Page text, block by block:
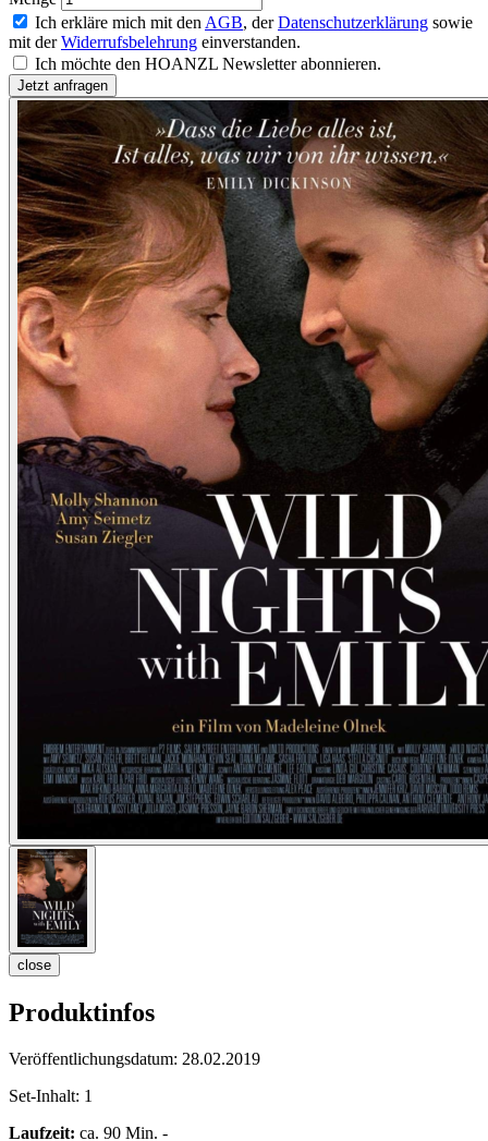
Ich erkläre mich mit den AGB, derDatenschutzerklärung sowie
mit derWiderrufsbelehrung einverstanden.
Ich möchte den HOANZL Newsletter abonnieren.
close
Produktinfos
Veröffentlichungsdatum: 28.02.2019
Set-Inhalt: 1
Laufzeit: ca. 90 Min. -